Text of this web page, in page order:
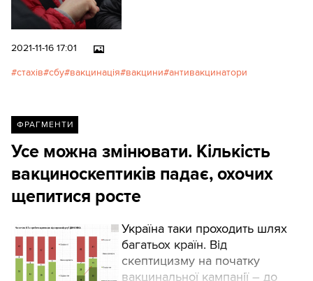
2021-11-16 17:01
стахів сбу вакцинація вакцини антивакцинатори
ФРАГМЕНТИ
Усе можна змінювати. Кількість
вакциноскептиків падає, охочих
щепитися росте
Україна таки проходить шлях
багатьох країн. Від
скептицизму на початку
вакцинальної кампанії – до